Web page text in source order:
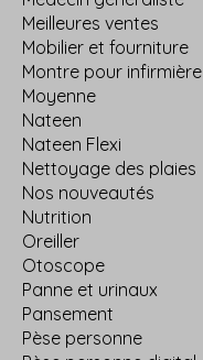
Meilleures ventes
Mobilier et fourniture
Montre pour infirmière
Moyenne
Nateen
Nateen Flexi
Nettoyage des plaies
Nos nouveautés
Nutrition
Oreiller
Otoscope
Panne et urinaux
Pansement
Pèse personne